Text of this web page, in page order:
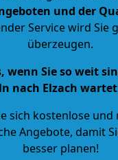
und der
Service wird Sie
überzeugen.
wenn Sie so weit
nach Elzach
sich kostenlose
Angebote, damit
besser planen!